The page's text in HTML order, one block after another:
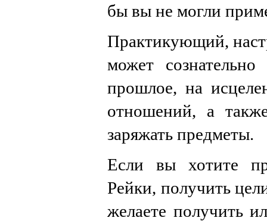
бы вы не могли
Практикующий,
может
прошлое, на
отношений, а
заряжать предметы.
Если вы хотите
Рейки, получить
желаете получить